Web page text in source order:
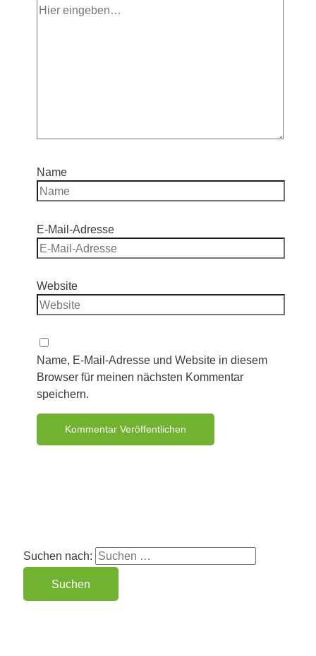
Name
E-Mail-Adresse
Website
Name, E-Mail-Adresse und Website in diesem
Browser für meinen nächsten Kommentar
speichern.
Suchen nach: